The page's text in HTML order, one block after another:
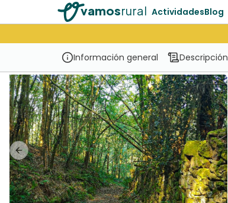
vamosrural ActividadesBlog
Información general
Descripción
Previous slide